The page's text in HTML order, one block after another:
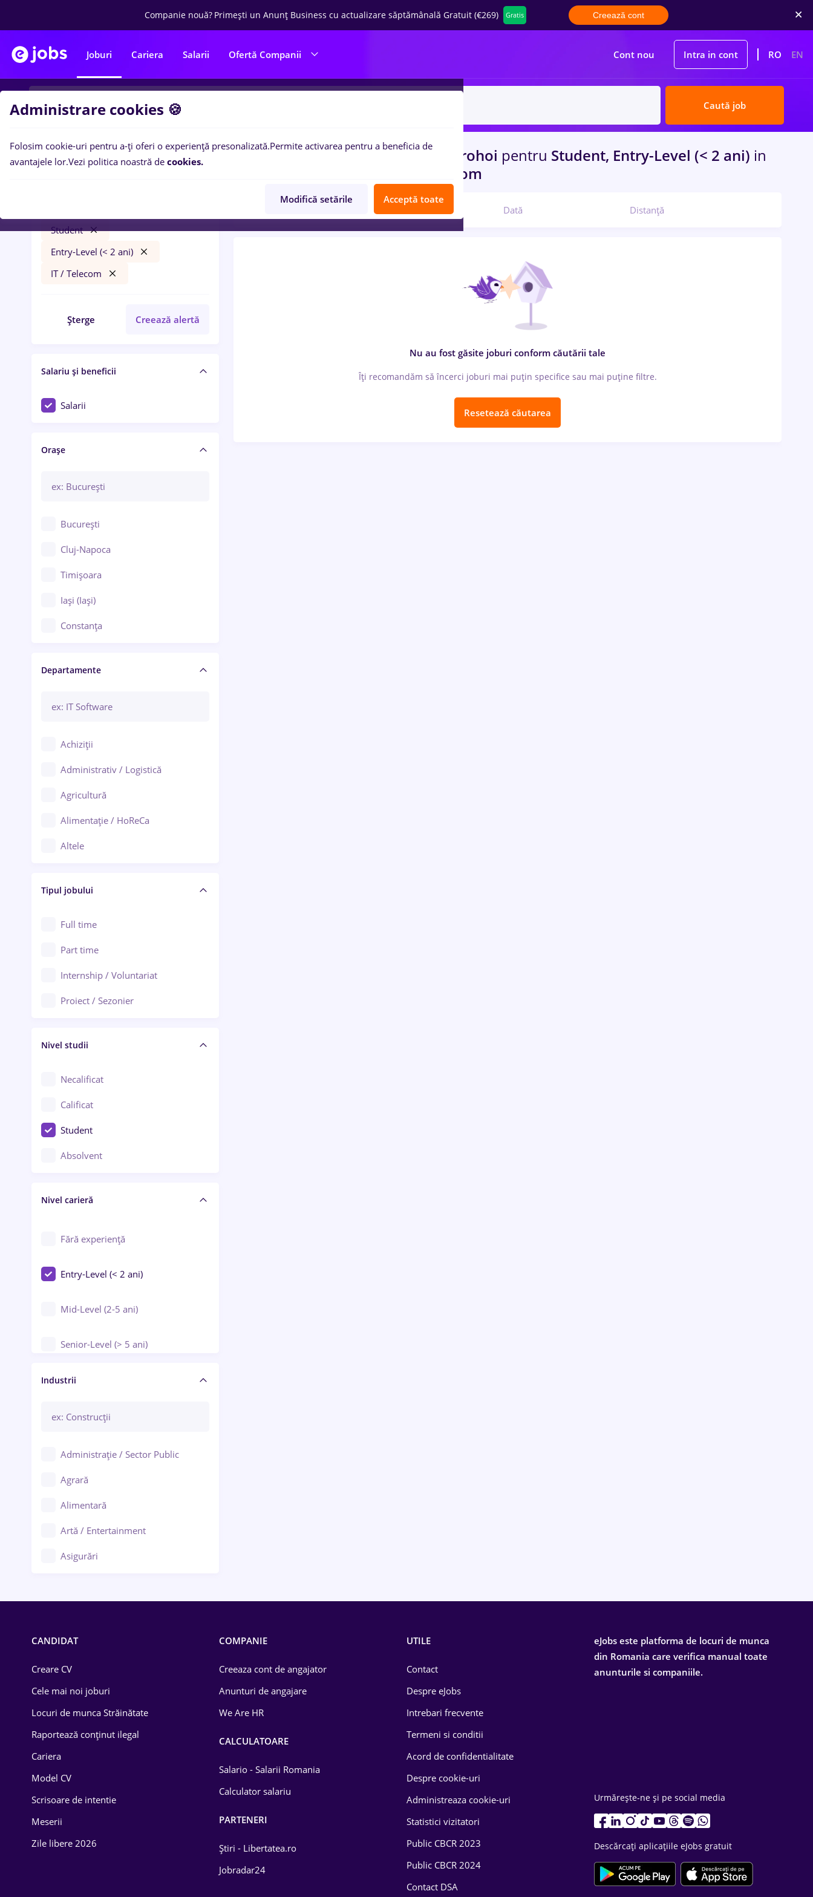
Companie nouă? Primești un Anunț Business cu actualizare săptămânală Gratuit (€269) Gratis Creează cont
Joburi Cariera Salarii Ofertă Companii Cont nou Intra in cont RO EN
Caută job
Filtre
Student
Entry-Level (< 2 ani)
IT / Telecom
Șterge Creează alertă
Salariu și beneficii
Salarii
Orașe
București
Cluj-Napoca
Timișoara
Iași (Iași)
Constanța
Brașov
Bacău
Galați (Galați)
Ploiești
Arad
Baia Mare
Bârlad
Bistrița (Bistrița-Năsăud)
Departamente
Achiziții
Administrativ / Logistică
Agricultură
Alimentație / HoReCa
Altele
Asigurări
Au pair / Babysitter / Curățenie
Audit / Consultanță
Auto / Echipamente
Automatizări
Cercetare - dezvoltare
Chimie / Biochimie
Confecții / Design vestimentar
Construcții / Instalații
Controlul calității
Educație / Training / Arte
Tipul jobului
Full time
Part time
Internship / Voluntariat
Proiect / Sezonier
Nivel studii
Necalificat
Calificat
Student
Absolvent
Nivel carieră
Fără experiență
Entry-Level (< 2 ani)
Mid-Level (2-5 ani)
Senior-Level (> 5 ani)
Manager / Executiv
Industrii
Administrație / Sector Public
Agrară
Alimentară
Artă / Entertainment
Asigurări
Drept
Educație / Training
Energetică
Farma
0locuri de muncacu salariiin Dorohoi pentru Student, Entry-Level (< 2 ani) in
Transport / Distributie, IT / Telecom
Relevanță Dată Distanță
Nu au fost găsite joburi conform căutării tale
Îți recomandăm să încerci joburi mai puțin specifice sau mai puține filtre.
Resetează căutarea
CANDIDAT
Creare CV
Cele mai noi joburi
Locuri de munca Străinătate
Raportează conținut ilegal
Cariera
Model CV
Scrisoare de intentie
Meserii
Zile libere 2026
COMPANIE
Creeaza cont de angajator
Anunturi de angajare
We Are HR
CALCULATOARE
Salario - Salarii Romania
Calculator salariu
PARTENERI
Știri - Libertatea.ro
Jobradar24
UTILE
Contact
Despre eJobs
Intrebari frecvente
Termeni si conditii
Acord de confidentialitate
Despre cookie-uri
Administreaza cookie-uri
Statistici vizitatori
Public CBCR 2023
Public CBCR 2024
Contact DSA
eJobs este platforma de locuri de munca
din Romania care verifica manual toate
anunturile si companiile.
Urmărește-ne și pe social media
Descărcați aplicațiile eJobs gratuit
Administrare cookies 🍪
Folosim cookie-uri pentru a-ți oferi o experiență presonalizată.Permite activarea pentru a beneficia de
avantajele lor.Vezi politica noastră de cookies.
Modifică setările Acceptă toate